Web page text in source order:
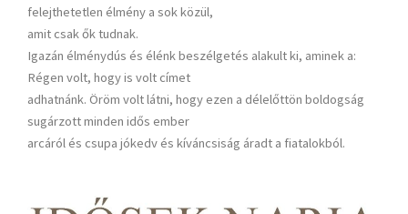
felejthetetlen élmény a sok közül,
amit csak ők tudnak.
Igazán élménydús és élénk beszélgetés alakult ki, aminek a:
Régen volt, hogy is volt címet
adhatnánk. Öröm volt látni, hogy ezen a délelőttön boldogság
sugárzott minden idős ember
arcáról és csupa jókedv és kíváncsiság áradt a fiatalokból.